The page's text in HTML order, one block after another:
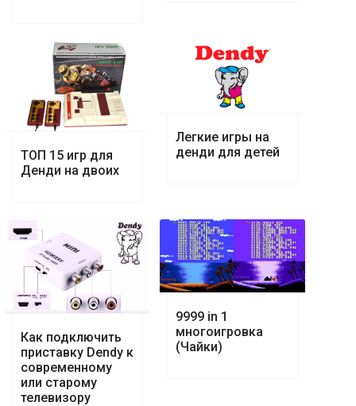
ТОП 15 игр для
Денди на двоих
Легкие игры на
денди для детей
Как подключить
приставку Dendy к
современному
или старому
телевизору
9999 in 1
многоигровка
(Чайки)